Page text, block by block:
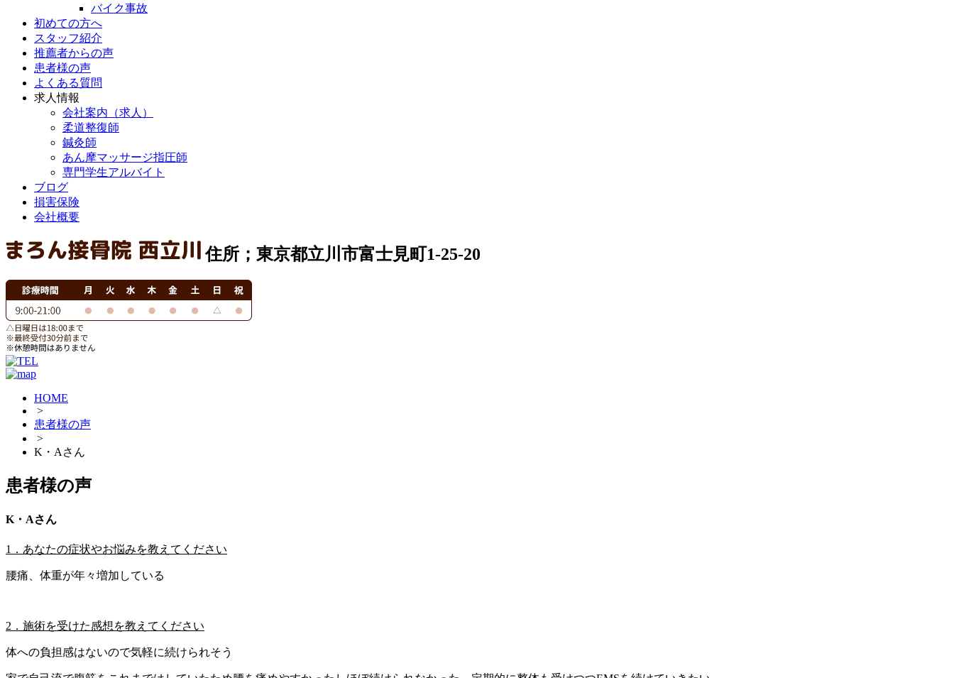
バイク事故
初めての方へ
スタッフ紹介
推薦者からの声
患者様の声
よくある質問
求人情報
会社案内（求人）
柔道整復師
鍼灸師
あん摩マッサージ指圧師
専門学生アルバイト
ブログ
損害保険
会社概要
住所；東京都立川市富士見町1-25-20
HOME
>
患者様の声
>
K・Aさん
患者様の声
K・Aさん
1．あなたの症状やお悩みを教えてください
腰痛、体重が年々増加している
2．施術を受けた感想を教えてください
体への負担感はないので気軽に続けられそう